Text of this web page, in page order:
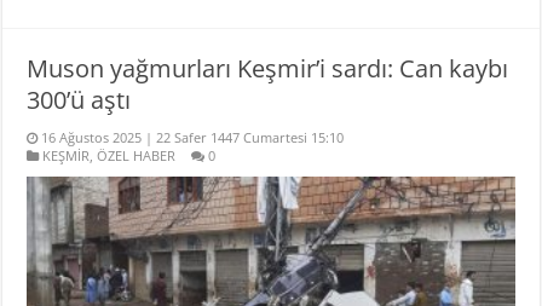
Muson yağmurları Keşmir’i sardı: Can kaybı
300’ü aştı
16 Ağustos 2025 | 22 Safer 1447 Cumartesi 15:10
KEŞMİR ,ÖZEL HABER 0